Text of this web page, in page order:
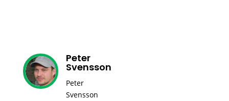
Peter
Svensson
Peter
Svensson